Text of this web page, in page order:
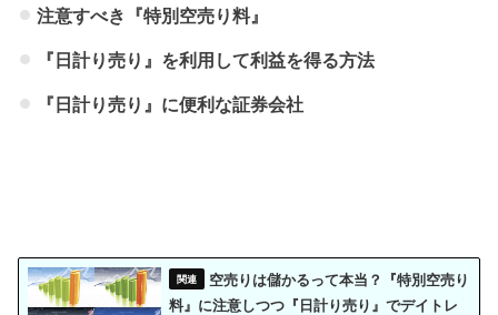
注意すべき『特別空売り料』
『日計り売り』を利用して利益を得る方法
『日計り売り』に便利な証券会社
空売りは儲かるって本当？『特別空売り
料』に注意しつつ『日計り売り』でデイトレ